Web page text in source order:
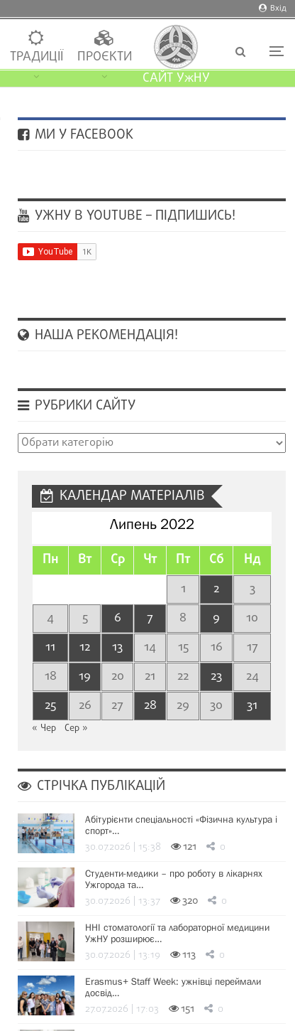
Вхід
ТРАДИЦІЇ
ПРОЄКТИ
САЙТ УжНУ
МИ У FACEBOOK
УЖНУ В YOUTUBE – ПІДПИШИСЬ!
НАША РЕКОМЕНДАЦІЯ!
РУБРИКИ САЙТУ
Рубрики
КАЛЕНДАР МАТЕРІАЛІВ
Липень 2022
Пн Вт Ср Чт Пт Сб Нд
1 2
3
4
5 6 7 8 9
10
11
12 13 14 15 16
17
18
19 20 21 22 23
24
25
26 27 28 29 30 31
« Чер Сер »
СТРІЧКА ПУБЛІКАЦІЙ
Абітурієнти спеціальності «Фізична культура і
спорт»…
30.07.2026 | 15:38 121 0
Студенти-медики – про роботу в лікарнях
Ужгорода та…
30.07.2026 | 13:37 320 0
ННІ стоматології та лабораторної медицини
УжНУ розширює…
30.07.2026 | 13:19 113 0
Erasmus+ Staff Week: ужнівці переймали
досвід…
27.07.2026 | 17:03 151 0